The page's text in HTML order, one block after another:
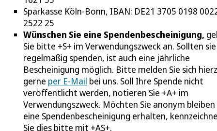
Sparkasse Köln-Bonn, IBAN: DE21 3705 0198
2522 25
Wünschen Sie eine Spendenbescheinigung,
Sie bitte +S+ im Verwendungszweck an. Sollten sie
regelmäßig spenden, ist auch eine jährliche
Bescheinigung möglich. Bitte melden Sie sich
gerne per E-Mail bei uns. Soll Ihre Spende nicht
veröffentlicht werden, notieren Sie +A+ im
Verwendungszweck. Möchten Sie anonym
eine Spendenbescheinigung erhalten,
Sie dies bitte mit +AS+.